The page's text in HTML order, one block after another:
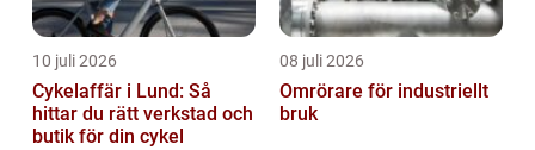
10 juli 2026
Cykelaffär i Lund: Så
hittar du rätt verkstad och
butik för din cykel
08 juli 2026
Omrörare för industriellt
bruk